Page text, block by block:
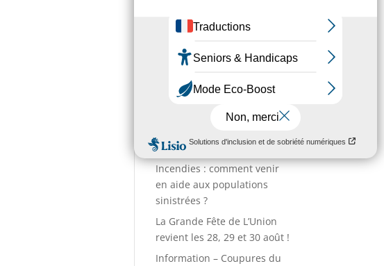
Sport
Annuaire des associations
Action sociale
Incendies : comment venir
en aide aux populations
sinistrées ?
La Grande Fête de L’Union
revient les 28, 29 et 30 août !
Information – Coupures du